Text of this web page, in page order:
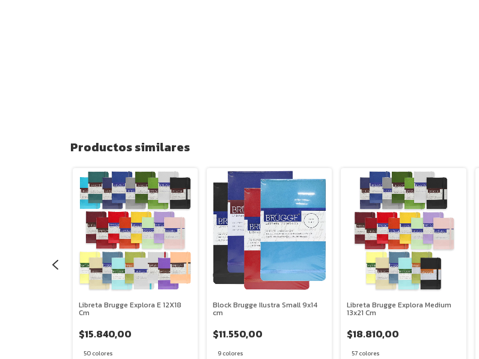
Productos similares
Libreta Brugge Explora E 12X18
Cm
$15.840,00
50 colores
Block Brugge Ilustra Small 9x14
cm
$11.550,00
9 colores
Libreta Brugge Explora Medium
13x21 Cm
$18.810,00
57 colores